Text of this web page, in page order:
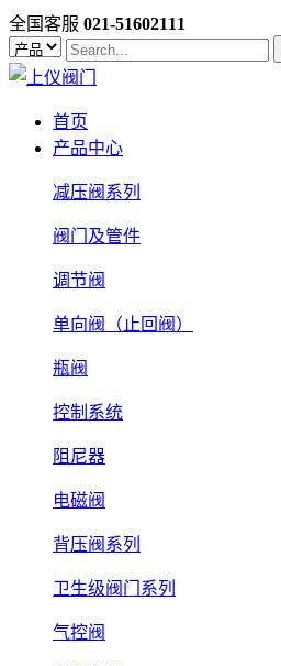
全国客服 021-51602111
首页
产品中心
减压阀系列
阀门及管件
调节阀
单向阀（止回阀）
瓶阀
控制系统
阻尼器
电磁阀
背压阀系列
卫生级阀门系列
气控阀